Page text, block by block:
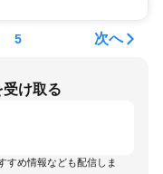
5 次へ
け取る
すめ情報なども配信しま